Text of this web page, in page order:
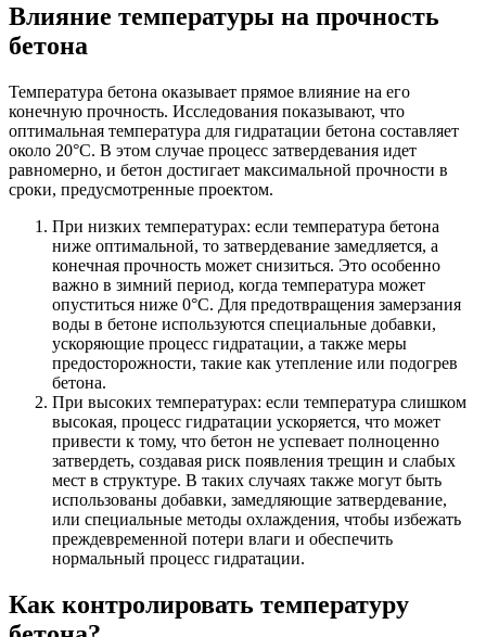
Влияние температуры на прочность
бетона
Температура бетона оказывает прямое влияние на его
конечную прочность. Исследования показывают, что
оптимальная температура для гидратации бетона составляет
около 20°C. В этом случае процесс затвердевания идет
равномерно, и бетон достигает максимальной прочности в
сроки, предусмотренные проектом.
При низких температурах: если температура бетона
ниже оптимальной, то затвердевание замедляется, а
конечная прочность может снизиться. Это особенно
важно в зимний период, когда температура может
опуститься ниже 0°C. Для предотвращения замерзания
воды в бетоне используются специальные добавки,
ускоряющие процесс гидратации, а также меры
предосторожности, такие как утепление или подогрев
бетона.
При высоких температурах: если температура слишком
высокая, процесс гидратации ускоряется, что может
привести к тому, что бетон не успевает полноценно
затвердеть, создавая риск появления трещин и слабых
мест в структуре. В таких случаях также могут быть
использованы добавки, замедляющие затвердевание,
или специальные методы охлаждения, чтобы избежать
преждевременной потери влаги и обеспечить
нормальный процесс гидратации.
Как контролировать температуру